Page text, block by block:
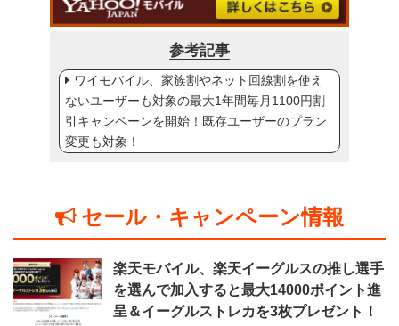
参考記事
ワイモバイル、家族割やネット回線割を使え
ないユーザーも対象の最大1年間毎月1100円割
引キャンペーンを開始！既存ユーザーのプラン
変更も対象！
セール・キャンペーン情報
楽天モバイル、楽天イーグルスの推し選手
を選んで加入すると最大14000ポイント進
呈＆イーグルストレカを3枚プレゼント！